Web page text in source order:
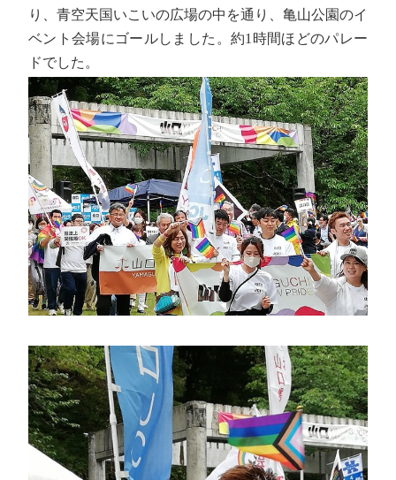
り、青空天国いこいの広場の中を通り、亀山公園のイ
ベント会場にゴールしました。約1時間ほどのパレー
ドでした。